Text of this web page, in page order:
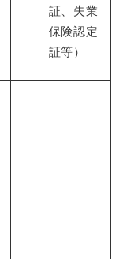
証、失業
保険認定
証等）